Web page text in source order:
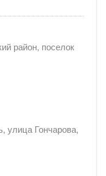
район, поселок
улица Гончарова,